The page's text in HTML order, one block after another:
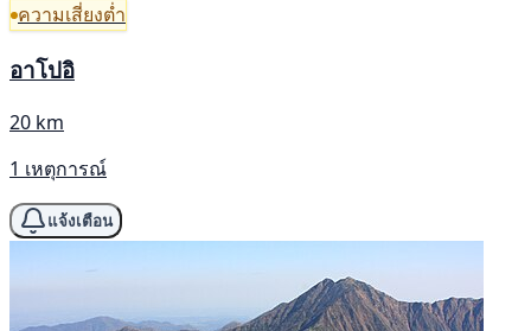
ความเสี่ยงต่ำ
อาโปอิ
20 km
1 เหตุการณ์
แจ้งเตือน